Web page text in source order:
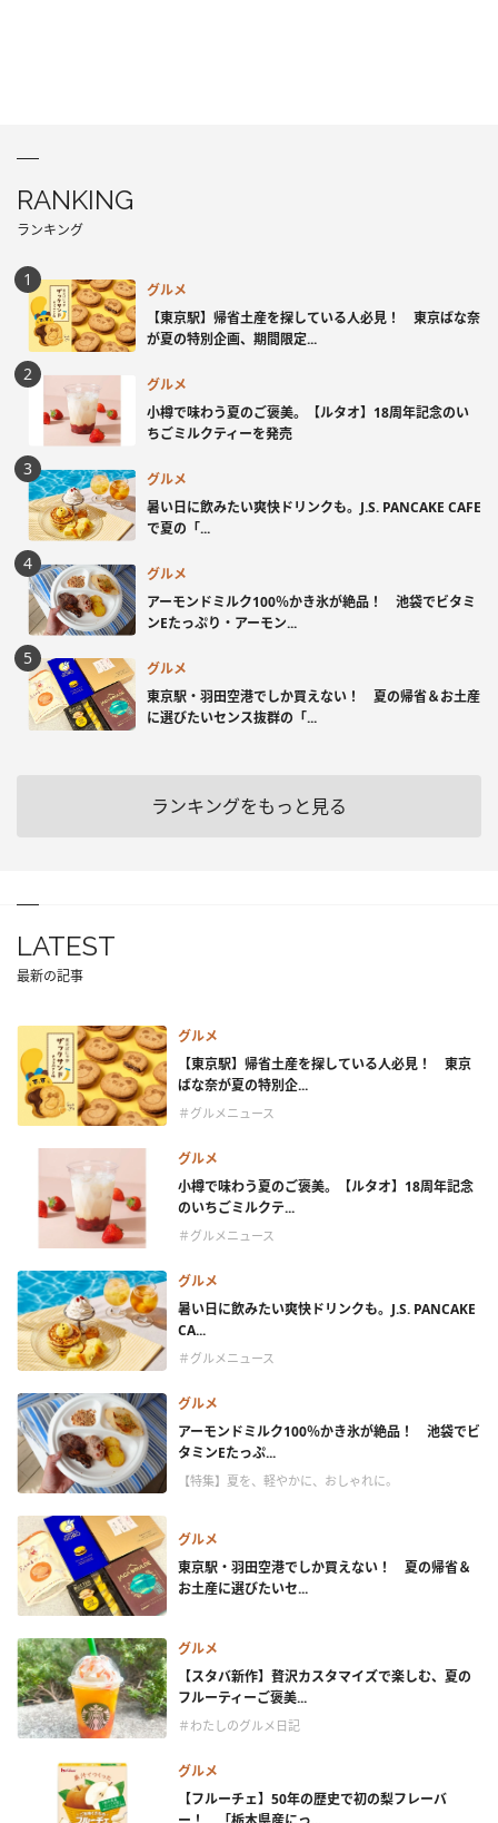
RANKING
ランキング
グルメ
【東京駅】帰省土産を探している人必見！ 東京ばな奈
が夏の特別企画、期間限定...
グルメ
小樽で味わう夏のご褒美。【ルタオ】18周年記念のい
ちごミルクティーを発売
グルメ
暑い日に飲みたい爽快ドリンクも。J.S. PANCAKE CAFE
で夏の「...
グルメ
アーモンドミルク100％かき氷が絶品！ 池袋でビタミ
ンEたっぷり・アーモン...
グルメ
東京駅・羽田空港でしか買えない！ 夏の帰省＆お土産
に選びたいセンス抜群の「...
ランキングをもっと見る
LATEST
最新の記事
グルメ
【東京駅】帰省土産を探している人必見！ 東京
ばな奈が夏の特別企...
＃グルメニュース
グルメ
小樽で味わう夏のご褒美。【ルタオ】18周年記念
のいちごミルクテ...
＃グルメニュース
グルメ
暑い日に飲みたい爽快ドリンクも。J.S. PANCAKE
CA...
＃グルメニュース
グルメ
アーモンドミルク100％かき氷が絶品！ 池袋でビ
タミンEたっぷ...
【特集】夏を、軽やかに、おしゃれに。
グルメ
東京駅・羽田空港でしか買えない！ 夏の帰省＆
お土産に選びたいセ...
グルメ
【スタバ新作】贅沢カスタマイズで楽しむ、夏の
フルーティーご褒美...
＃わたしのグルメ日記
グルメ
【フルーチェ】50年の歴史で初の梨フレーバ